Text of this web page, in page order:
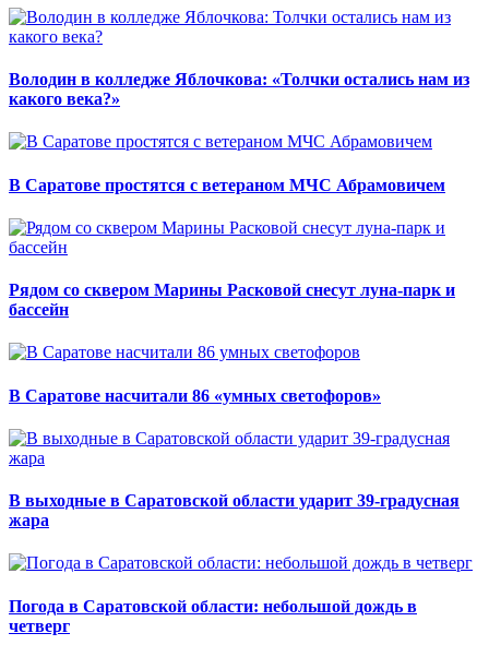
Володин в колледже Яблочкова: «Толчки остались нам из
какого века?»
В Саратове простятся с ветераном МЧС Абрамовичем
Рядом со сквером Марины Расковой снесут луна-парк и
бассейн
В Саратове насчитали 86 «умных светофоров»
В выходные в Саратовской области ударит 39-градусная
жара
Погода в Саратовской области: небольшой дождь в
четверг